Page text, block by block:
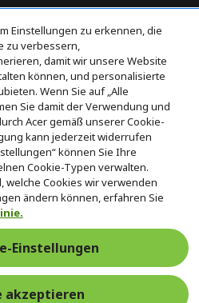
Einstellungen zu erkennen, die
zu verbessern,
damit wir unsere Website
können, und personalisierte
Wenn Sie auf „Alle
Sie damit der Verwendung und
Acer gemäß unserer Cookie-
kann jederzeit widerrufen
können Sie Ihre
Cookie-Typen verwalten.
welche Cookies wir verwenden
ändern können, erfahren Sie
Einstellungen
akzeptieren